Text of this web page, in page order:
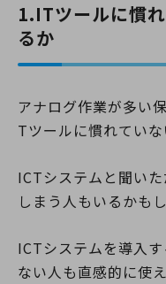
1.ITツールに慣
るか
アナログ作業が多い
Tツールに慣れていな
ICTシステムと聞い
しまう人もいるかも
ICTシステムを導入
ない人も直感的に使